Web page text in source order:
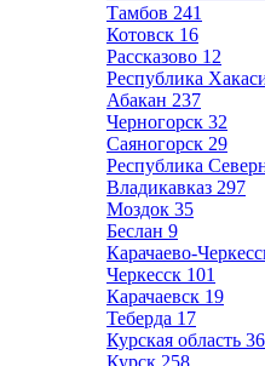
Тамбов 241
Котовск 16
Рассказово 12
Республика
Абакан 237
Черногорск 32
Саяногорск 29
Республика
Владикавказ 297
Моздок 35
Беслан 9
Карачаево-
Черкесск 101
Карачаевск 19
Теберда 17
Курская область
Курск 258